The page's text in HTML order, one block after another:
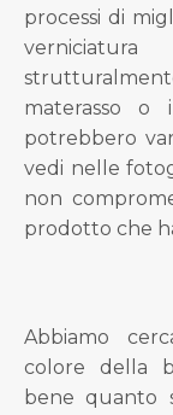
processi di
materasso o
potrebbero
vedi nelle
non
prodotto che
Abbiamo
colore della
bene quanto